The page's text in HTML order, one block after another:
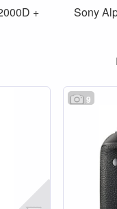
+ Sony
9